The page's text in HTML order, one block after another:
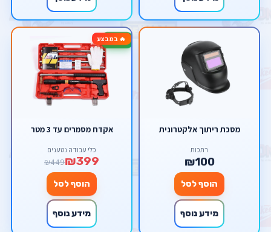
מסכת ריתוך אלקטרונית
רתכות
₪100
הוסף לסל
מידע נוסף
🔥 במבצע-11%
אקדח מסמרים עד 3 מטר
כלי עבודה נטענים
₪399
₪449
הוסף לסל
מידע נוסף